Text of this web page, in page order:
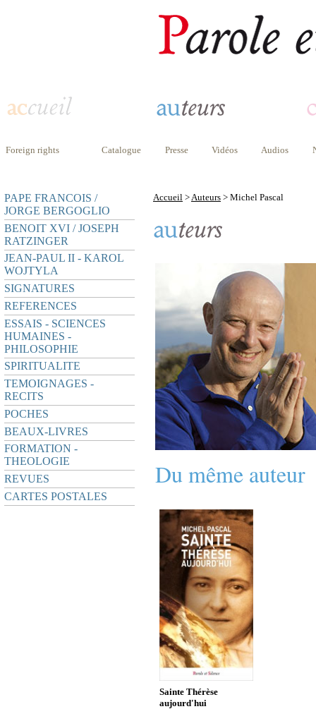
Foreign rights Catalogue Presse Vidéos Audios
PAPE FRANCOIS /
JORGE BERGOGLIO
BENOIT XVI / JOSEPH
RATZINGER
JEAN-PAUL II - KAROL
WOJTYLA
SIGNATURES
REFERENCES
ESSAIS - SCIENCES
HUMAINES -
PHILOSOPHIE
SPIRITUALITE
TEMOIGNAGES -
RECITS
POCHES
BEAUX-LIVRES
FORMATION -
THEOLOGIE
REVUES
CARTES POSTALES
Accueil >Auteurs > Michel Pascal
Du même auteur
Sainte Thérèse
aujourd'hui